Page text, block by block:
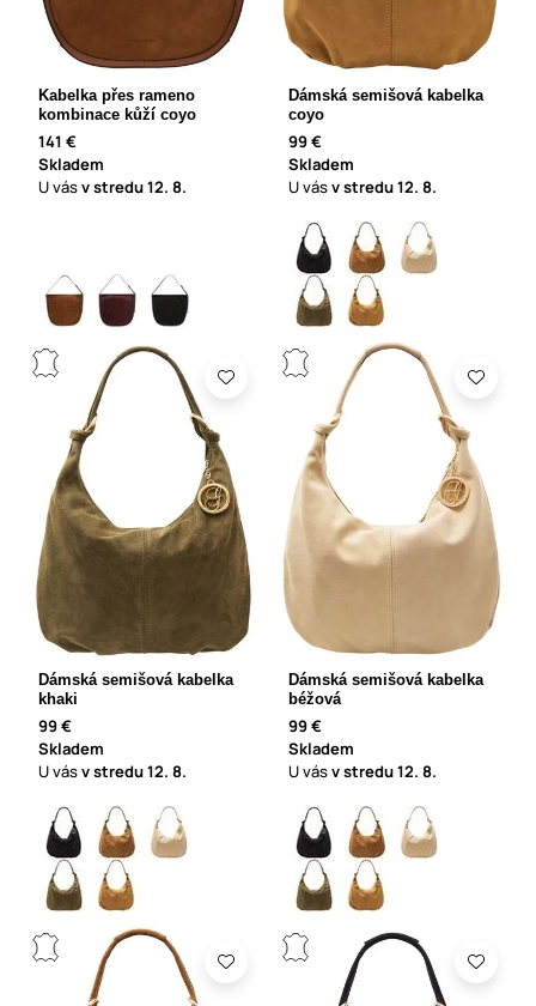
Kabelka přes rameno
kombinace kůží coyo
141 €
Skladem
U vásv stredu12. 8.
Dámská semišová kabelka
coyo
99 €
Skladem
U vásv stredu12. 8.
Dámská semišová kabelka
khaki
99 €
Skladem
U vásv stredu12. 8.
Dámská semišová kabelka
béžová
99 €
Skladem
U vásv stredu12. 8.